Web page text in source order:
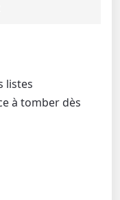
listes
à tomber dès